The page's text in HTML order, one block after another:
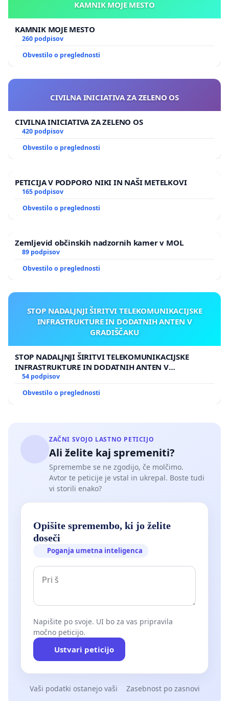
KAMNIK MOJE MESTO
KAMNIK MOJE MESTO
260 podpisov
Obvestilo o preglednosti
CIVILNA INICIATIVA ZA ZELENO OS
CIVILNA INICIATIVA ZA ZELENO OS
420 podpisov
Obvestilo o preglednosti
PETICIJA V PODPORO NIKI IN NAŠI METELKOVI
165 podpisov
Obvestilo o preglednosti
Zemljevid občinskih nadzornih kamer v MOL
89 podpisov
Obvestilo o preglednosti
STOP NADALJNJI ŠIRITVI TELEKOMUNIKACIJSKE
INFRASTRUKTURE IN DODATNIH ANTEN V
GRADIŠČAKU
STOP NADALJNJI ŠIRITVI TELEKOMUNIKACIJSKE
INFRASTRUKTURE IN DODATNIH ANTEN V
GRADIŠČAKU
54 podpisov
Obvestilo o preglednosti
ZAČNI SVOJO LASTNO PETICIJO
Ali želite kaj spremeniti?
Spremembe se ne zgodijo, če molčimo.
Avtor te peticije je vstal in ukrepal. Boste tudi
vi storili enako?
Opišite spremembo, ki jo želite
doseči
Poganja umetna inteligenca
Napišite po svoje. UI bo za vas pripravila
močno peticijo.
Ustvari peticijo
Vaši podatki ostanejo vaši Zasebnost po zasnovi